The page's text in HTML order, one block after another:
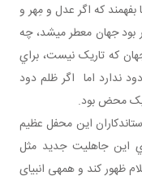
بفهمند که اگر عدل و مِهر و
جهان معطر مي شد، چه
که تاريک نيست، براي
ندارد اما اگر ظلم دود
محض بود.
اندکاران اين محفل عظيم
اين جاهليت جديد مثل
ظهور کند و همه­ی انبياي